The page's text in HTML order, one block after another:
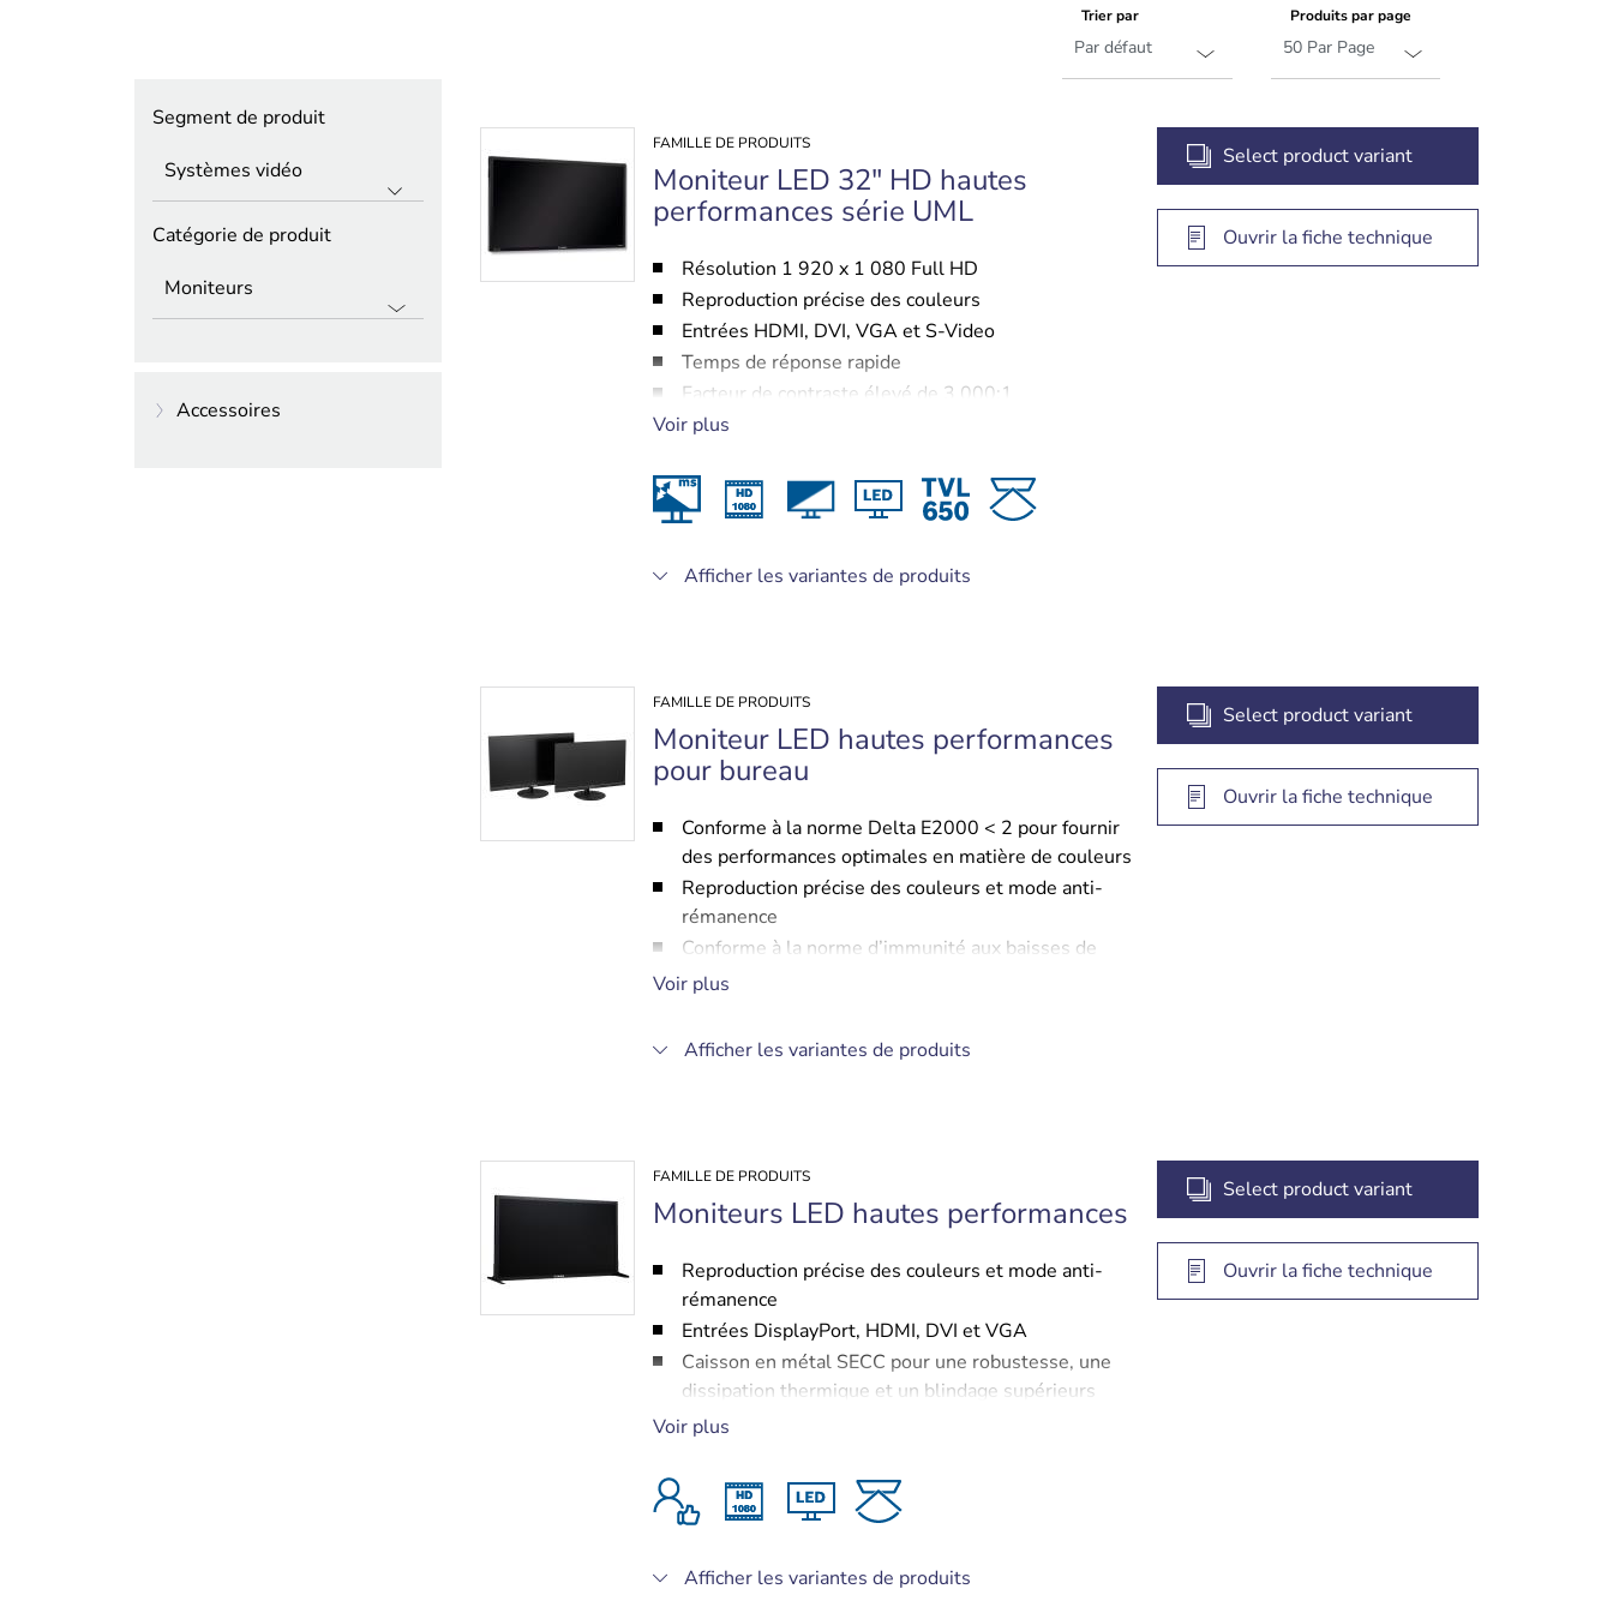
Trier par Produits par page
Segment de produit
Catégorie de produit
Accessoires
FAMILLE DE PRODUITS
Moniteur LED 32" HD hautes
performances série UML
Résolution 1 920 x 1 080 Full HD
Reproduction précise des couleurs
Entrées HDMI, DVI, VGA et S-Video
Temps de réponse rapide
Facteur de contraste élevé de 3 000:1
Moteur d'amélioration du rendu des couleurs et
Voir plus
Afficher les variantes de produits
Select product variant
Ouvrir la fiche technique
FAMILLE DE PRODUITS
Moniteur LED hautes performances
pour bureau
Conforme à la norme Delta E2000 < 2 pour fournir
des performances optimales en matière de couleurs
Reproduction précise des couleurs et mode anti-
rémanence
Conforme à la norme d’immunité aux baisses de
tension IEC61000-4-2
luminance et une consommation inférieure
Commutation automatique des canaux
Voir plus
Afficher les variantes de produits
Select product variant
Ouvrir la fiche technique
FAMILLE DE PRODUITS
Moniteurs LED hautes performances
Reproduction précise des couleurs et mode anti-
rémanence
Entrées DisplayPort, HDMI, DVI et VGA
Caisson en métal SECC pour une robustesse, une
dissipation thermique et un blindage supérieurs
Conforme aux normes d’immunité aux baisses de
Résolution 4K pour le moniteur 55 pouces (UML-
554-90)
Voir plus
Afficher les variantes de produits
Select product variant
Ouvrir la fiche technique